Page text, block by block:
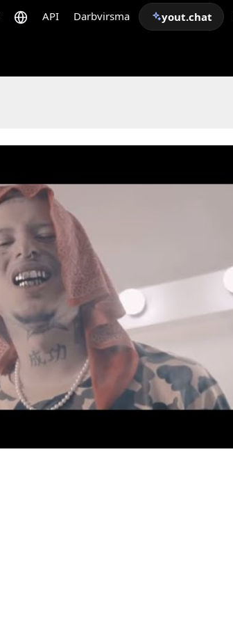
API Darbvirsma yout.chat